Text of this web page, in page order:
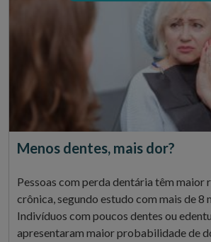
Menos dentes, mais dor?
Pessoas com perda dentária têm maior
crônica, segundo estudo com mais de 8
Indivíduos com poucos dentes ou
apresentaram maior probabilidade de